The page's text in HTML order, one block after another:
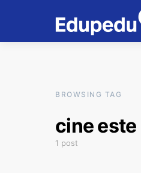
BROWSING TAG
cine
1 post